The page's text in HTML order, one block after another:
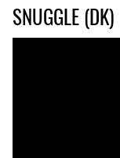
SNUGGLE (DK)